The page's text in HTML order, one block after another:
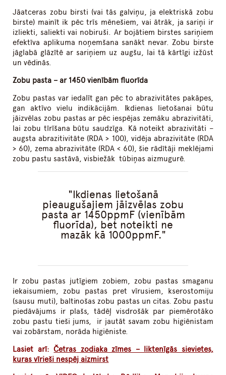
Jāatceras zobu birsti (vai tās galviņu, ja elektriskā zobu
birste) mainīt ik pēc trīs mēnešiem, vai ātrāk, ja sariņi ir
izliekti, saliekti vai nobiruši. Ar bojātiem birstes sariņiem
efektīva aplikuma noņemšana sanākt nevar. Zobu birste
jāglabā glāzītē ar sariņiem uz augšu, lai tā kārtīgi izžūst
un vēdinās.
Zobu pasta – ar 1450 vienībām fluorīda
Zobu pastas var iedalīt gan pēc to abrazivitātes pakāpes,
gan aktīvo vielu indikācijām. Ikdienas lietošanai būtu
jāizvēlas zobu pastas ar pēc iespējas zemāku abrazivitāti,
lai zobu tīrīšana būtu saudzīga. Kā noteikt abrazivitāti –
augsta abrazitivitāte (RDA > 100), vidēja abrazivitāte (RDA
> 60), zema abrazivitāte (RDA < 60), šie rādītāji meklējami
zobu pastu sastāvā, visbiežāk tūbiņas aizmugurē.
Ikdienas lietošanā
pieaugušajiem jāizvēlas zobu
pasta ar 1450ppmF (vienībām
fluorīda), bet noteikti ne
mazāk kā 1000ppmF.
Ir zobu pastas jutīgiem zobiem, zobu pastas smaganu
iekaisumiem, zobu pastas pret vīrusiem, kserostomiju
(sausu muti), baltinošas zobu pastas un citas. Zobu pastu
piedāvājums ir plašs, tādēļ visdrošāk par piemērotāko
zobu pastu tieši jums, ir jautāt savam zobu higiēnistam
vai zobārstam, norāda higiēniste.
Lasiet arī:Četras zodiaka zīmes – liktenīgās sievietes,
kuras vīrieši nespēj aizmirst